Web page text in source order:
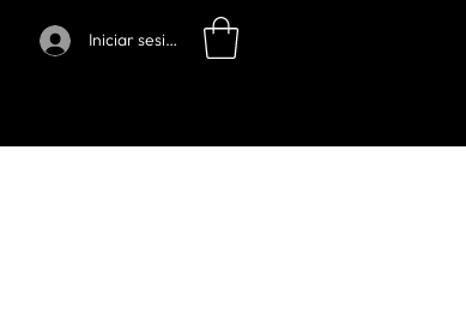
Iniciar sesión